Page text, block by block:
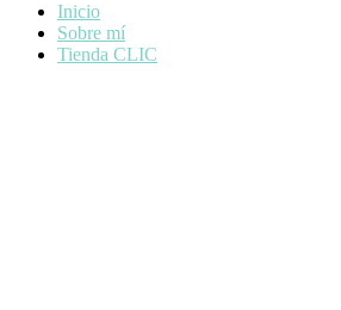
Inicio
Sobre mí
Tienda CLIC